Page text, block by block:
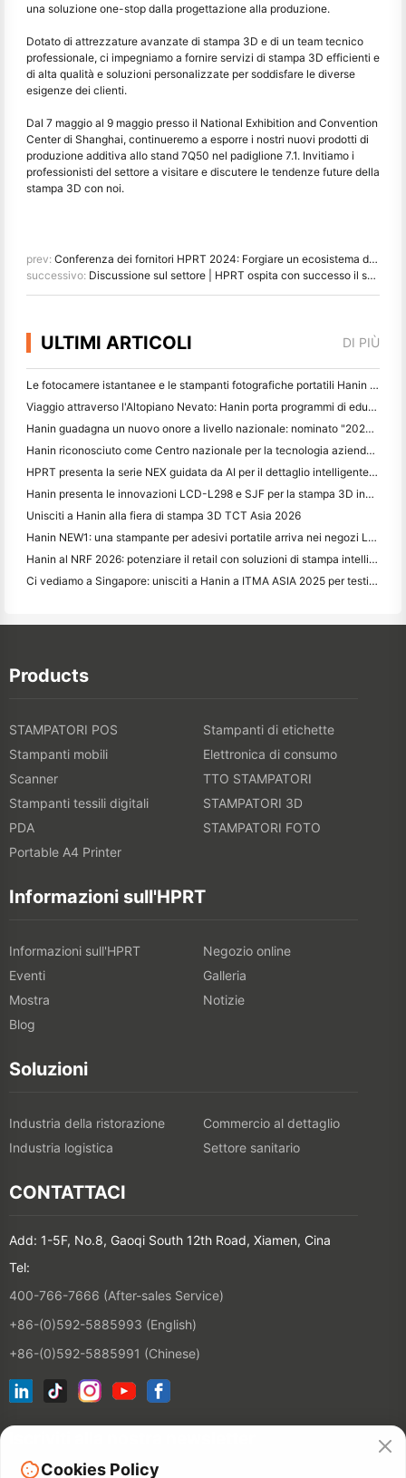
una soluzione one-stop dalla progettazione alla produzione.
Dotato di attrezzature avanzate di stampa 3D e di un team tecnico
professionale, ci impegniamo a fornire servizi di stampa 3D efficienti e
di alta qualità e soluzioni personalizzate per soddisfare le diverse
esigenze dei clienti.
Dal 7 maggio al 9 maggio presso il National Exhibition and Convention
Center di Shanghai, continueremo a esporre i nostri nuovi prodotti di
produzione additiva allo stand 7Q50 nel padiglione 7.1. Invitiamo i
professionisti del settore a visitare e discutere le tendenze future della
stampa 3D con noi.
prev: Conferenza dei fornitori HPRT 2024: Forgiare un ecosistema di stampa globale di primo livello
successivo: Discussione sul settore | HPRT ospita con successo il seminario del vertice sulla stampa delle etichette
ULTIMI ARTICOLI DI PIÙ
Le fotocamere istantanee e le stampanti fotografiche portatili Hanin attirano forte interesse all'IEAE Shenzhen 2026
Viaggio attraverso l'Altopiano Nevato: Hanin porta programmi di educazione fotografica ai bambini di Qamdo
Hanin guadagna un nuovo onore a livello nazionale: nominato "2026 Made in China · Trusted Brand by Consumers"
Hanin riconosciuto come Centro nazionale per la tecnologia aziendale per la leadership nell'innovazione
HPRT presenta la serie NEX guidata da AI per il dettaglio intelligente a CHINASHOP 2026
Hanin presenta le innovazioni LCD-L298 e SJF per la stampa 3D industriale a TCT Asia 2026
Unisciti a Hanin alla fiera di stampa 3D TCT Asia 2026
Hanin NEW1: una stampante per adesivi portatile arriva nei negozi LOFT del Giappone
Hanin al NRF 2026: potenziare il retail con soluzioni di stampa intelligenti per scenari completi
Ci vediamo a Singapore: unisciti a Hanin a ITMA ASIA 2025 per testimoniare le ultime tecnologie di stampa digitale
Products
STAMPATORI POS
Stampanti di etichette
Stampanti mobili
Elettronica di consumo
Scanner
TTO STAMPATORI
Stampanti tessili digitali
STAMPATORI 3D
PDA
STAMPATORI FOTO
Portable A4 Printer
Informazioni sull'HPRT
Informazioni sull'HPRT
Negozio online
Eventi
Galleria
Mostra
Notizie
Blog
Soluzioni
Industria della ristorazione
Commercio al dettaglio
Industria logistica
Settore sanitario
CONTATTACI
Add: 1-5F, No.8, Gaoqi South 12th Road, Xiamen, Cina
Tel:
400-766-7666 (After-sales Service)
+86-(0)592-5885993 (English)
+86-(0)592-5885991 (Chinese)
Cookies Policy